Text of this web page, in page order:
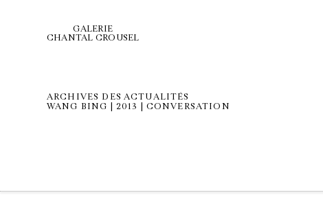
GALERIE
CHANTAL CROUSEL
ARCHIVES DES ACTUALITÉS
WANG BING | 2013 | CONVERSATION